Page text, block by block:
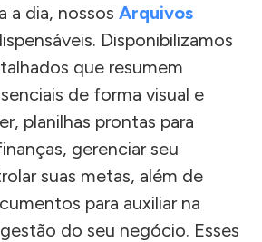
a dia, nossos Arquivos
Disponibilizamos
que resumem
de forma visual e
planilhas prontas para
gerenciar seu
suas metas, além de
para auxiliar na
do seu negócio. Esses